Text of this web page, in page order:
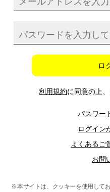
ロ
利用規約に同意の上
パスワー
ログイン
よくあるご
お問
※本サイトは、クッキーを使用して